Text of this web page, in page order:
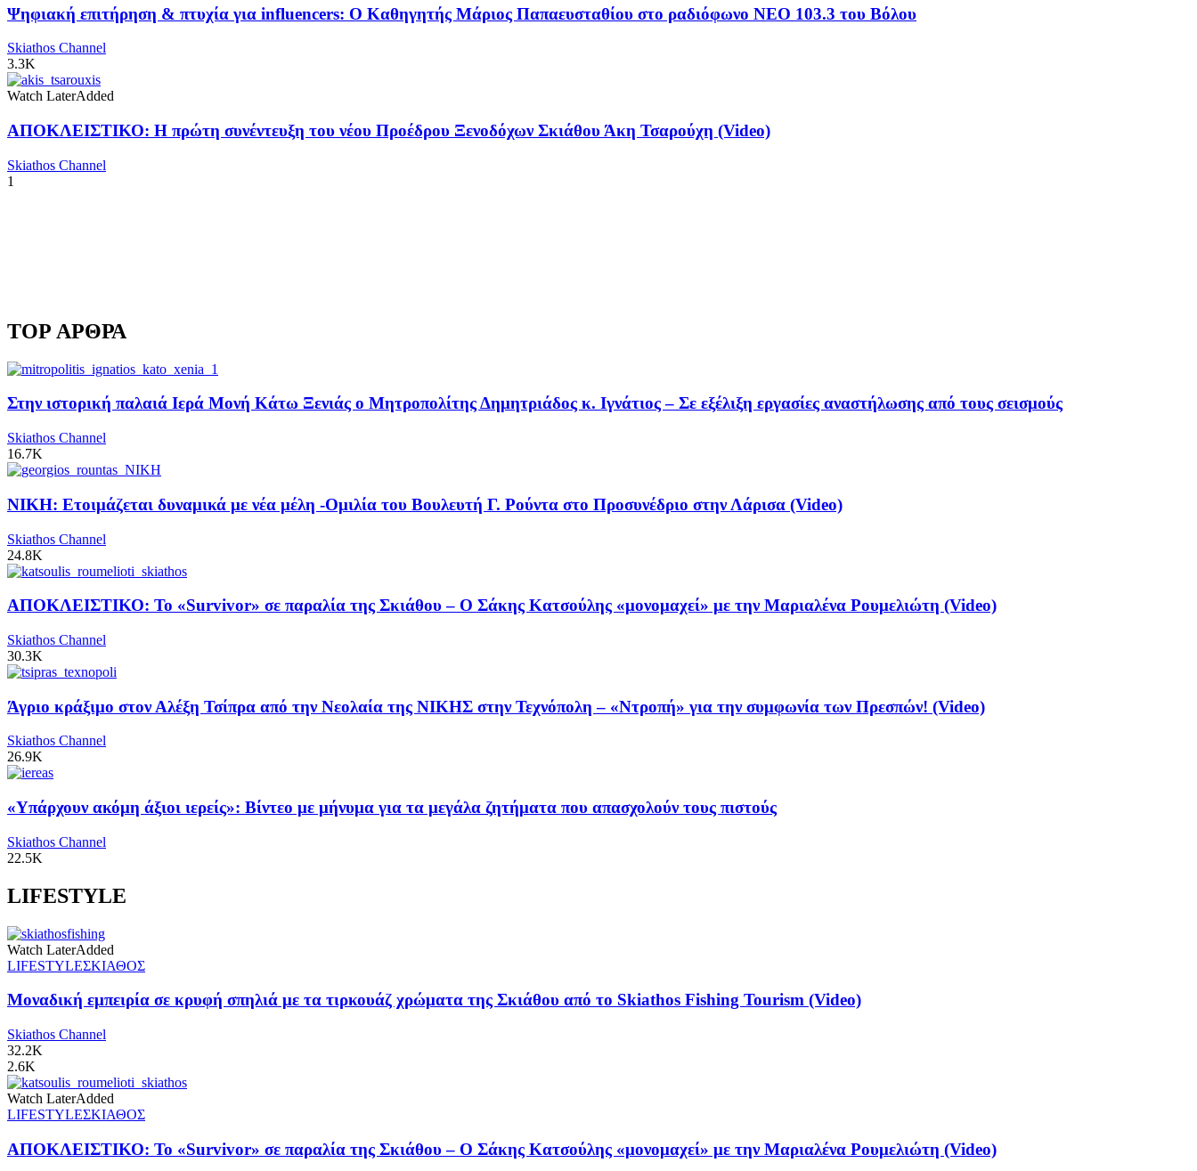
Ψηφιακή επιτήρηση & πτυχία για influencers: Ο Καθηγητής Μάριος Παπαευσταθίου στο ραδιόφωνο NEO 103.3 του Βόλου
Skiathos Channel
3.3K
Watch LaterAdded
ΑΠΟΚΛΕΙΣΤΙΚΟ: Η πρώτη συνέντευξη του νέου Προέδρου Ξενοδόχων Σκιάθου Άκη Τσαρούχη (Video)
Skiathos Channel
1
TOP ΑΡΘΡΑ
Στην ιστορική παλαιά Ιερά Μονή Κάτω Ξενιάς ο Μητροπολίτης Δημητριάδος κ. Ιγνάτιος – Σε εξέλιξη εργασίες αναστήλωσης από τους σεισμούς
Skiathos Channel
16.7K
ΝΙΚΗ: Ετοιμάζεται δυναμικά με νέα μέλη -Ομιλία του Βουλευτή Γ. Ρούντα στο Προσυνέδριο στην Λάρισα (Video)
Skiathos Channel
24.8K
ΑΠΟΚΛΕΙΣΤΙΚΟ: Το «Survivor» σε παραλία της Σκιάθου – Ο Σάκης Κατσούλης «μονομαχεί» με την Μαριαλένα Ρουμελιώτη (Video)
Skiathos Channel
30.3K
Άγριο κράξιμο στον Αλέξη Τσίπρα από την Νεολαία της ΝΙΚΗΣ στην Τεχνόπολη – «Ντροπή» για την συμφωνία των Πρεσπών! (Video)
Skiathos Channel
26.9K
«Υπάρχουν ακόμη άξιοι ιερείς»: Βίντεο με μήνυμα για τα μεγάλα ζητήματα που απασχολούν τους πιστούς
Skiathos Channel
22.5K
LIFESTYLE
Watch LaterAdded
LIFESTYLEΣΚΙΑΘΟΣ
Μοναδική εμπειρία σε κρυφή σπηλιά με τα τιρκουάζ χρώματα της Σκιάθου από το Skiathos Fishing Tourism (Video)
Skiathos Channel
32.2K
2.6K
Watch LaterAdded
LIFESTYLEΣΚΙΑΘΟΣ
ΑΠΟΚΛΕΙΣΤΙΚΟ: Το «Survivor» σε παραλία της Σκιάθου – Ο Σάκης Κατσούλης «μονομαχεί» με την Μαριαλένα Ρουμελιώτη (Video)